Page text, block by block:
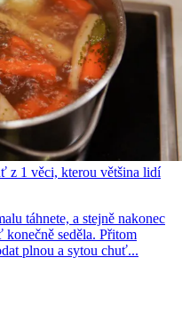
z 1 věci, kterou většina lidí
táhnete, a stejně nakonec
konečně seděla. Přitom
plnou a sytou chuť...